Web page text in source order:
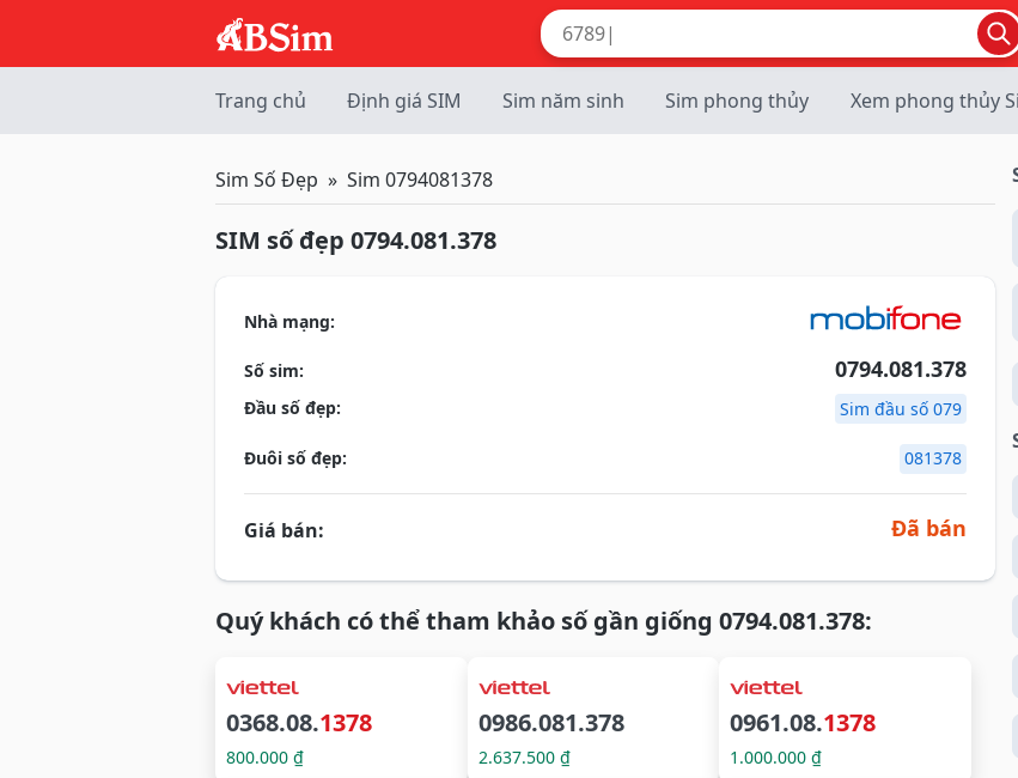
Trang chủ Định giá SIM Sim năm sinh Sim phong thủy Xem phong thủy
Sim Số Đẹp Sim 0794081378
SIM số đẹp 0794.081.378
Nhà mạng:
Số sim: 0794.081.378
Đầu số đẹp: Sim đầu số 079
Đuôi số đẹp: 081378
Giá bán: Đã bán
Quý khách có thể tham khảo số gần giống 0794.081.378:
0368.08.1378
800.000 ₫
0986.081.378
2.637.500 ₫
0961.08.1378
1.000.000 ₫